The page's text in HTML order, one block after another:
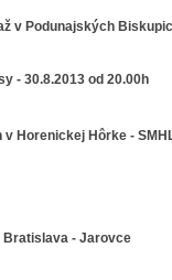
v Podunajských
- 30.8.2013 od 20.00h
Horenickej Hôrke -
Bratislava - Jarovce